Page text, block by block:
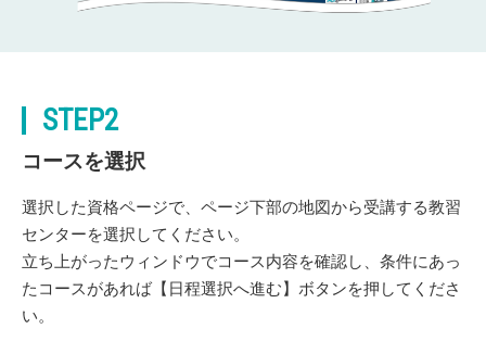
STEP2
コースを選択
選択した資格ページで、ページ下部の地図から受講する教習
センターを選択してください。
立ち上がったウィンドウでコース内容を確認し、条件にあっ
たコースがあれば【日程選択へ進む】ボタンを押してくださ
い。